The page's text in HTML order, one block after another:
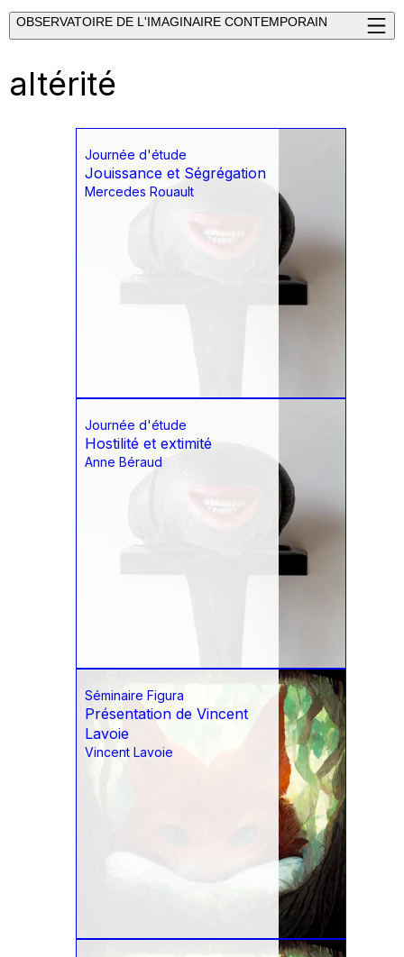
OBSERVATOIRE DE L'IMAGINAIRE CONTEMPORAIN
altérité
Journée d'étude
Jouissance et Ségrégation
Mercedes Rouault
Journée d'étude
Hostilité et extimité
Anne Béraud
Séminaire Figura
Présentation de Vincent
Lavoie
Vincent Lavoie